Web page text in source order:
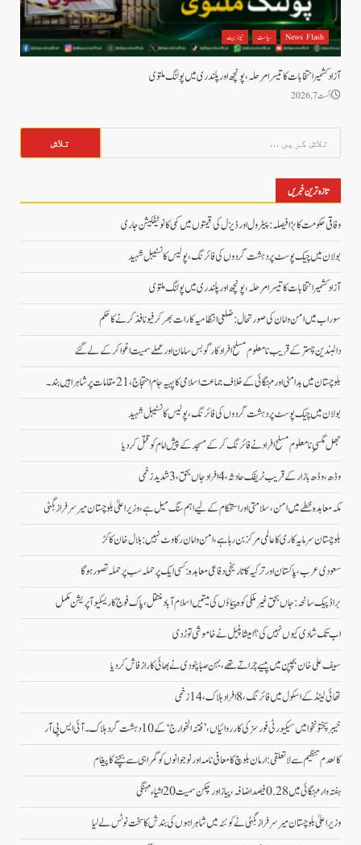
News Flash سیاست نیوز بیٹ
آزاد کشمیر انتخابات کا تیسرا مرحلہ، پونچھ اور پلندری میں پولنگ ملتوی
اگست 7, 2026
کریں
برائے:
تازہ ترین خبریں
وفاقی حکومت کا بڑا فیصلہ: پیٹرول اور ڈیزل کی قیمتوں میں کمی کا نوٹیفکیشن جاری
بولان میں چیک پوسٹ پر دہشت گردوں کی فائرنگ، پولیس کانسٹیبل شہید
آزاد کشمیر انتخابات کا تیسرا مرحلہ، پونچھ اور پلندری میں پولنگ ملتوی
سوراب میں امن و امان کی صورتحال: ضلعی انتظامیہ کا رات بھر کرفیو نافذ کرنے کا حکم
دالبندین چہتر کے قریب نامعلوم مسلح افراد کارگو بس سامان اور عملے سمیت اغوا کر کے لے گئے
بلوچستان میں بدامنی اور مہنگائی کے خلاف جماعت اسلامی کا پہیہ جام احتجاج، 21 مقامات پر شاہراہیں بند۔
بولان میں چیک پوسٹ پر دہشت گردوں کی فائرنگ، پولیس کانسٹیبل شہید
جھل مگسیِ نامعلوم مسلح افراد نے فائرنگ کرکے مسجد کے پیش امام کو قتل کردیا
وڈھ، وڈھ بازار کے قریب ٹریفک حادثہ، 4 افراد جاں بحق، 3 شدید زخمی
مکہ معاہدہ خطے میں امن، سلامتی اور استحکام کے لیے اہم سنگ میل ہے، وزیراعلیٰ بلوچستان میر سرفراز بگٹی
بلوچستان سرمایہ کاری کا عالمی مرکز بن رہا ہے، امن و امان رکاوٹ نہیں: بلال خان کاکڑ
سعودی عرب، پاکستان اور ترکیہ کا تاریخی دفاعی معاہدہ: کسی ایک پر حملہ سب پر حملہ تصور ہوگا
براڈ پیک سانحہ: جاں بحق غیر ملکی کوہ پیماؤں کی میتیں اسلام آباد منتقل، پاک فوج کا ریسکیو آپریشن مکمل
اب تک شادی کیوں نہیں کی؟ امیشا پٹیل نے خاموشی توڑ دی
سیف علی خان بچپن میں پیسے چراتے تھے، بہن صبا پٹودی نے بھائی کا راز فاش کردیا
تھائی لینڈ کے اسکول میں فائرنگ، 8 افراد ہلاک، 14 زخمی
خیبر پختونخوا میں سیکیورٹی فورسز کی کارروائیاں، ’فتنہ الخوارج‘ کے 10 دہشت گرد ہلاک۔آئی ایس پی آر
کالعدم تنظیم سے لاتعلقی: ارمان بلوچ کا معافی نامہ اور نوجوانوں کو گمراہی سے بچنے کا پیغام
ہفتہ وار مہنگائی میں 0.28 فیصد اضافہ، پیاز اور چکن سمیت 20 اشیاء مہنگی
وزیراعلیٰ بلوچستان میر سرفراز بگٹی نے کوئٹہ میں شاہراہوں کی بندش کا سخت نوٹس لے لیا